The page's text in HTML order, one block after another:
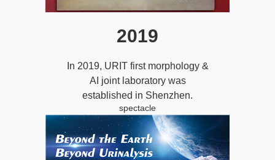
2019
In 2019, URIT first morphology &
AI joint laboratory was
established in Shenzhen.
spectacle